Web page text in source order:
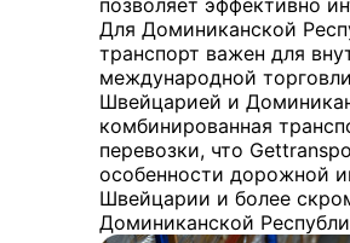
позволяет эффективно
Для Доминиканской
транспорт важен для
международной
Швейцарией и
комбинированная
перевозки, что
особенности дорожной
Швейцарии и более
Доминиканской